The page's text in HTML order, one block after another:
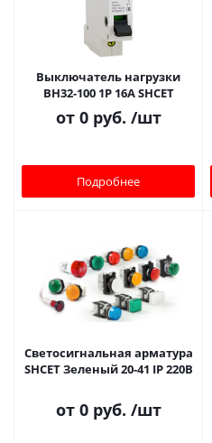
Выключатель нагрузки
ВН32-100 1Р 16A SHСET
от 0 руб. /шт
Подробнее
Светосигнальная арматура
SHCET Зеленый 20-41 IP 220В
от 0 руб. /шт